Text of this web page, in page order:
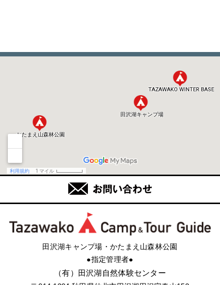
田沢湖キャンプ場・かたまえ山森林公園
●指定管理者●
（有）田沢湖自然体験センター